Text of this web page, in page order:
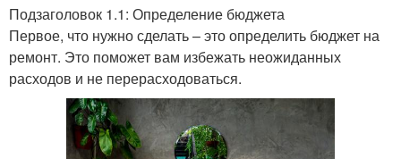
Подзаголовок 1.1: Определение бюджета
Первое, что нужно сделать – это определить бюджет на
ремонт. Это поможет вам избежать неожиданных
расходов и не перерасходоваться.